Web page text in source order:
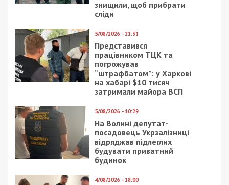
СУСПІЛЬСТВО
8/03/2022 - 11:55
Какую помощь ждут
защитники Днепра
7/09/2019 - 12:03
Филатов поздравил
Днепр с открытием
моста: видео